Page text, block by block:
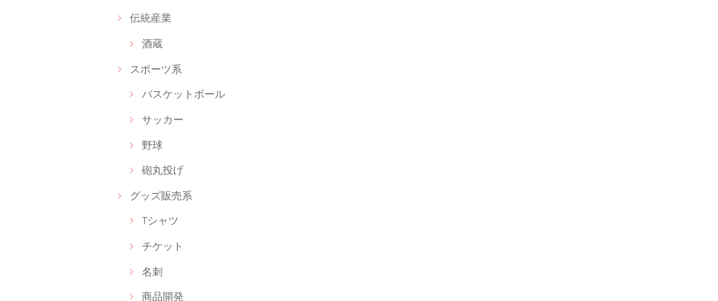
伝統産業
酒蔵
スポーツ系
バスケットボール
サッカー
野球
砲丸投げ
グッズ販売系
Tシャツ
チケット
名刺
商品開発